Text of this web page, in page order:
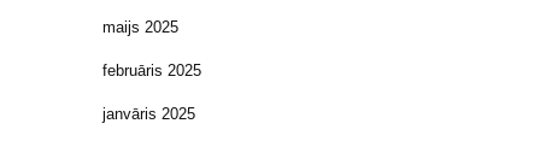
maijs 2025
februāris 2025
janvāris 2025